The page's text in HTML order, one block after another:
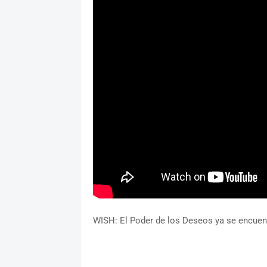
WISH: El Poder de los Deseos ya se